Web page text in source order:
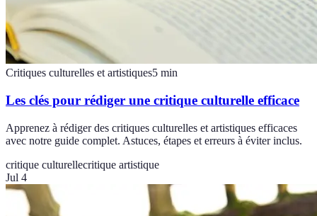
Critiques culturelles et artistiques5 min
Les clés pour rédiger une critique culturelle efficace
Apprenez à rédiger des critiques culturelles et artistiques efficaces
avec notre guide complet. Astuces, étapes et erreurs à éviter inclus.
critique culturellecritique artistique
Jul 4